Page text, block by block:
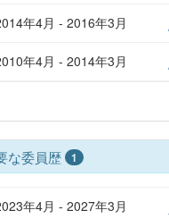
年4月 - 2016年3月
年4月 - 2014年3月
な委員歴 1
年4月 - 2027年3月